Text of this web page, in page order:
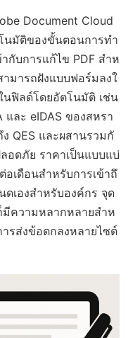
Document Cloud
นมัติของขั้นตอนการทำ
กับการแก้ไข PDF สำห
ามารถฝังแบบฟอร์มลงใ
นฟิลด์โดยอัตโนมัติ เช่น
และ eIDAS ของสหรา
QES และผสานรวมกั
อดภัย ราคาเป็นแบบแบ่
เดือนสำหรับการเข้าถึ
เองสำหรับองค์กร จุด
ความหลากหลายสำห
รส่งข้อตกลงหลายไซต์